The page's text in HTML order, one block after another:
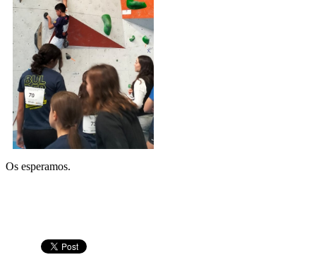
Os esperamos.